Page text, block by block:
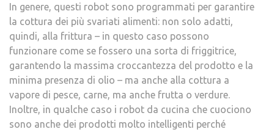
In genere, questi robot sono programmati per garantire
la cottura dei più svariati alimenti: non solo adatti,
quindi, alla frittura – in questo caso possono
funzionare come se fossero una sorta di friggitrice,
garantendo la massima croccantezza del prodotto e la
minima presenza di olio – ma anche alla cottura a
vapore di pesce, carne, ma anche frutta o verdure.
Inoltre, in qualche caso i robot da cucina che cuociono
sono anche dei prodotti molto intelligenti perché